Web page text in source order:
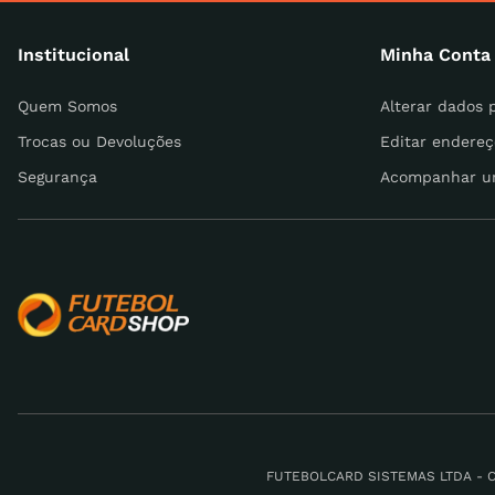
Escreva uma avaliação
Institucional
Quem Somos
Trocas ou Devoluções
Segurança
Minha Conta
Alterar dados
Editar
Acompanhar
FUTEBOLCARD SISTEMAS LTDA